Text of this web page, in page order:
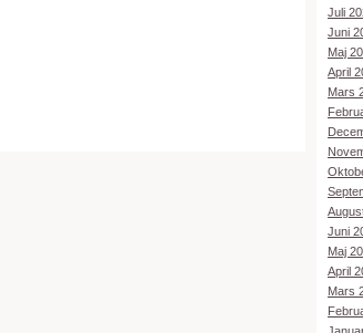
Juli
Juni
Maj
April
Mars
Juni
Maj
April
Mars